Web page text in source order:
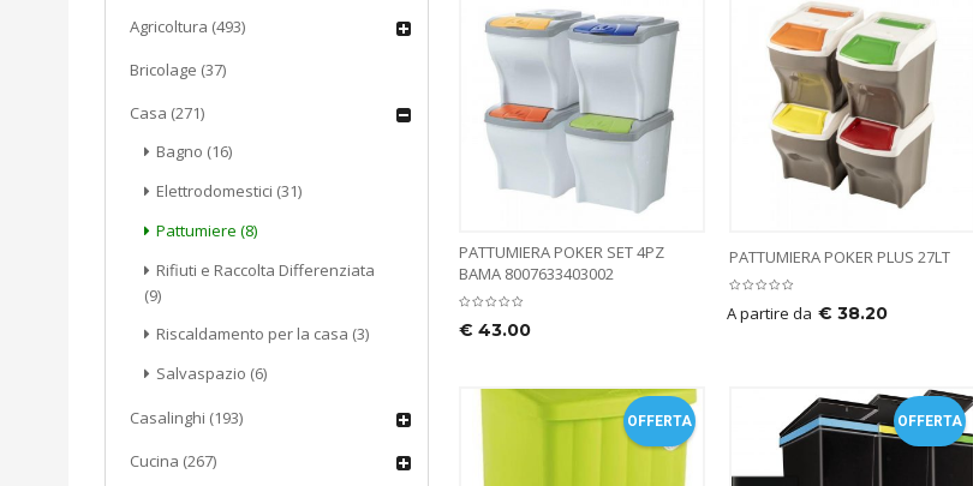
Agricoltura (493)
Bricolage (37)
Casa (271)
Bagno (16)
Elettrodomestici (31)
Pattumiere (8)
Rifiuti e Raccolta Differenziata
(9)
Riscaldamento per la casa (3)
Salvaspazio (6)
Casalinghi (193)
Cucina (267)
PATTUMIERA POKER SET 4PZ
BAMA 8007633403002
€ 43.00
PATTUMIERA POKER PLUS 27LT
A partire da € 38.20
OFFERTA OFFERTA